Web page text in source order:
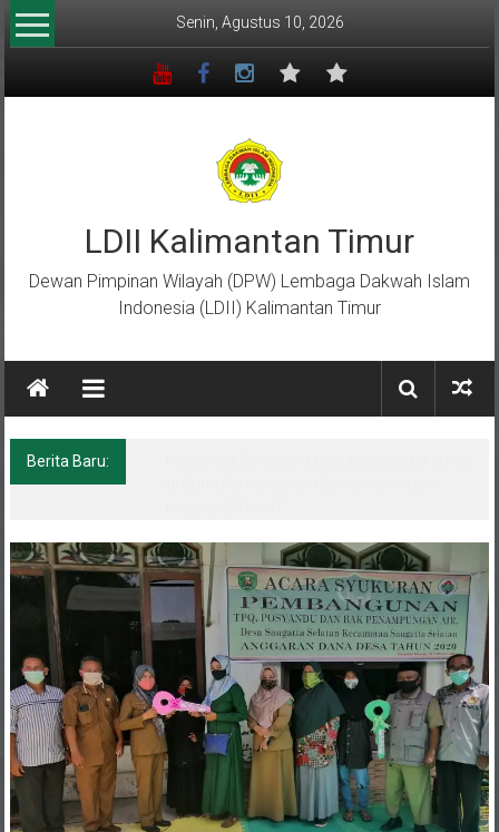
Lompat
ke
Senin, Agustus 10, 2026
LDII Kalimantan Timur
Dewan Pimpinan Wilayah (DPW) Lembaga Dakwah Islam
Indonesia (LDII) Kalimantan Timur
Berita Baru: